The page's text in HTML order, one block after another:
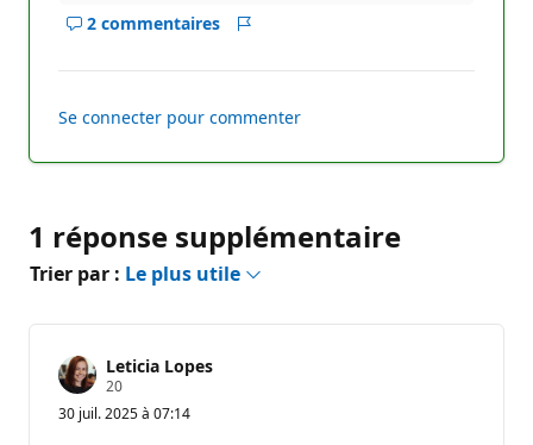
2 commentaires
Afficher
pour
réponse
Se connecter pour commenter
1 réponse supplémentaire
Trier par : Le plus utile
Leticia Lopes
20P
o
i
30 juil. 2025 à 07:14